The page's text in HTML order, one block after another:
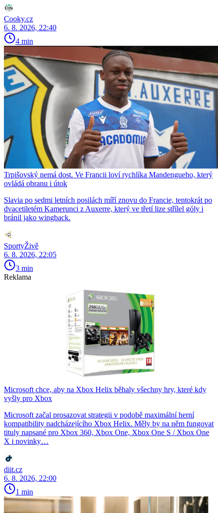
Cooky.cz
6. 8. 2026, 22:40
4 min
Trpišovský nemá dost. Ve Francii loví rychlíka Mandengueho, který
ovládá obranu i útok
Slavia po sedmi letních posilách míří znovu do Francie, tentokrát po
dvacetiletém Kamerunci z Auxerre, který ve třetí lize střílel góly i
bránil jako wingback.
SportyŽivě
6. 8. 2026, 22:05
3 min
Reklama
Microsoft chce, aby na Xbox Helix běhaly všechny hry, které kdy
vyšly pro Xbox
Microsoft začal prosazovat strategii v podobě maximální herní
kompatibility nadcházejícího Xbox Helix. Měly by na něm fungovat
tituly napsané pro Xbox 360, Xbox One, Xbox One S / Xbox One
X i novinky…
diit.cz
6. 8. 2026, 22:00
1 min